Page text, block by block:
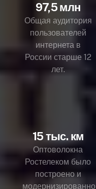
97,5 млн
Общая аудитория
пользователей
интернета в
России старше 12
лет.
15 тыс. км
Оптоволокна
Ростелеком было
построено и
модернизированно